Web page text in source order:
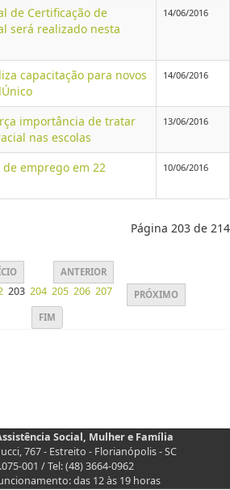
de Certificação de
será realizado nesta
14/06/2016
capacitação para novos
14/06/2016
importância de tratar
nas escolas
13/06/2016
emprego em 22
10/06/2016
Página 203 de 214
ANTERIOR
203 204 205 206 207
PRÓXIMO
FIM
Social, Mulher e Família
767 - Estreito - Florianópolis - SC
001 / Tel: (48) 3664-0962
das 12 às 19 horas